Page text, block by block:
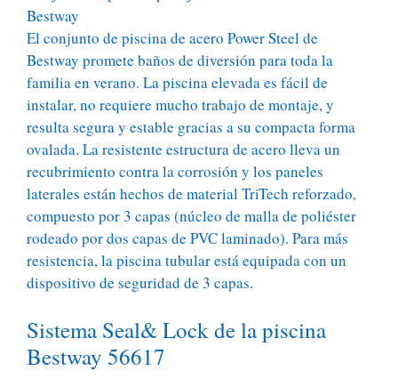
Bestway
El conjunto de piscina de acero Power Steel de
Bestway promete baños de diversión para toda la
familia en verano. La piscina elevada es fácil de
instalar, no requiere mucho trabajo de montaje, y
resulta segura y estable gracias a su compacta forma
ovalada. La resistente estructura de acero lleva un
recubrimiento contra la corrosión y los paneles
laterales están hechos de material TriTech reforzado,
compuesto por 3 capas (núcleo de malla de poliéster
rodeado por dos capas de PVC laminado). Para más
resistencia, la piscina tubular está equipada con un
dispositivo de seguridad de 3 capas.
Sistema Seal& Lock de la piscina
Bestway 56617